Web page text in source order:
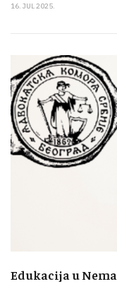
16. JUL 2025.
Edukacija u